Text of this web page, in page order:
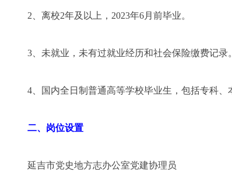
2、离校2年及以上，2023年6月前毕业。
3、未就业，未有过就业经历和社会保险缴费记录。
4、国内全日制普通高等学校毕业生，包括专科、
二、岗位设置
延吉市党史地方志办公室党建协理员